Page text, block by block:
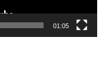
01:05